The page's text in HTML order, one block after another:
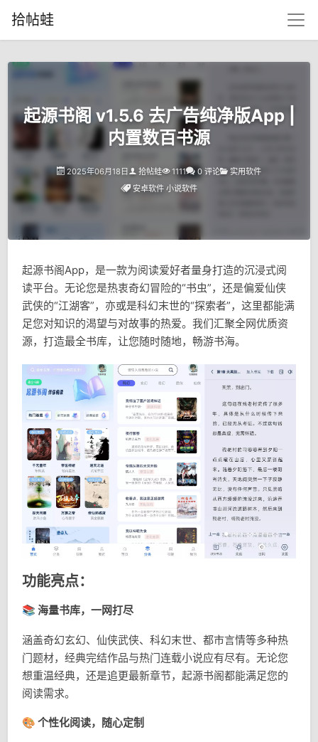
拾帖蛙
起源书阁 v1.5.6 去广告纯净版App |
内置数百书源
2025年06月18日 拾帖蛙 1111 0 评论
实用软件
安卓软件 小说软件
起源书阁App，是一款为阅读爱好者量身打造的沉浸式阅
读平台。无论您是热衷奇幻冒险的“书虫”，还是偏爱仙侠
武侠的“江湖客”，亦或是科幻末世的“探索者”，这里都能满
足您对知识的渴望与对故事的热爱。我们汇聚全网优质资
源，打造最全书库，让您随时随地，畅游书海。
功能亮点：
📚 海量书库，一网打尽
涵盖奇幻玄幻、仙侠武侠、科幻末世、都市言情等多种热
门题材，经典完结作品与热门连载小说应有尽有。无论您
想重温经典，还是追更最新章节，起源书阁都能满足您的
阅读需求。
🎨 个性化阅读，随心定制